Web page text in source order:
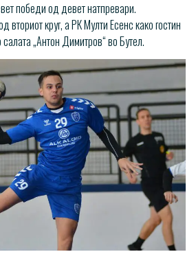
победи од девет натпревари.
вториот круг, а РК Мулти Есенс како гостин
„Антон Димитров“ во Бутел.